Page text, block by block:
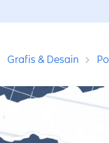
Grafis & Desain